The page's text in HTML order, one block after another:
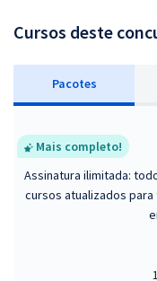
Cursos deste
Pacotes
Mais completo!
Assinatura ilimitada:
cursos atualizados